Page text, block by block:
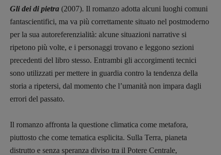
Gli dei di pietra (2007). Il romanzo adotta alcuni luoghi comuni
fantascientifici, ma va più correttamente situato nel postmoderno
per la sua autoreferenzialità: alcune situazioni narrative si
ripetono più volte, e i personaggi trovano e leggono sezioni
precedenti del libro stesso. Entrambi gli accorgimenti tecnici
sono utilizzati per mettere in guardia contro la tendenza della
storia a ripetersi, dal momento che l’umanità non impara dagli
errori del passato.
Il romanzo affronta la questione climatica come metafora,
piuttosto che come tematica esplicita. Sulla Terra, pianeta
distrutto e senza speranza diviso tra il Potere Centrale,